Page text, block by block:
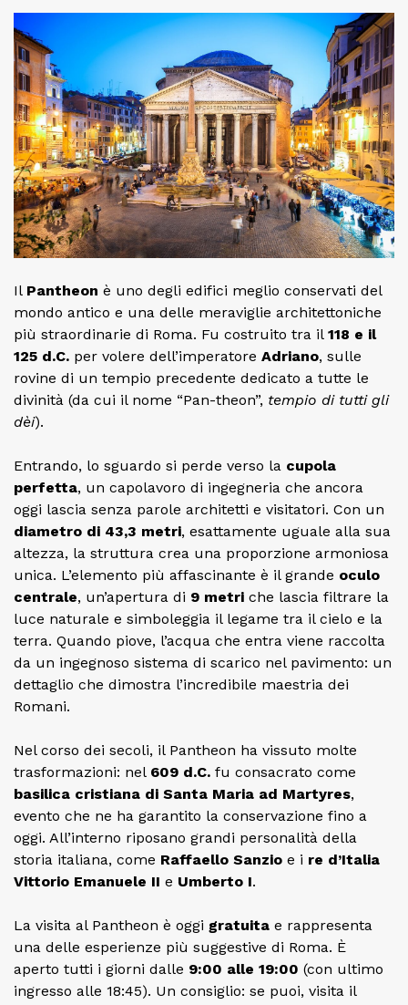
Il Pantheon è uno degli edifici meglio conservati del
mondo antico e una delle meraviglie architettoniche
più straordinarie di Roma. Fu costruito tra il 118 e il
125 d.C. per volere dell’imperatore Adriano, sulle
rovine di un tempio precedente dedicato a tutte le
divinità (da cui il nome “Pan-theon”, tempio di tutti gli
dèi).
Entrando, lo sguardo si perde verso la cupola
perfetta, un capolavoro di ingegneria che ancora
oggi lascia senza parole architetti e visitatori. Con un
diametro di 43,3 metri, esattamente uguale alla sua
altezza, la struttura crea una proporzione armoniosa
unica. L’elemento più affascinante è il grande oculo
centrale, un’apertura di 9 metri che lascia filtrare la
luce naturale e simboleggia il legame tra il cielo e la
terra. Quando piove, l’acqua che entra viene raccolta
da un ingegnoso sistema di scarico nel pavimento: un
dettaglio che dimostra l’incredibile maestria dei
Romani.
Nel corso dei secoli, il Pantheon ha vissuto molte
trasformazioni: nel 609 d.C. fu consacrato come
basilica cristiana di Santa Maria ad Martyres,
evento che ne ha garantito la conservazione fino a
oggi. All’interno riposano grandi personalità della
storia italiana, come Raffaello Sanzio e i re d’Italia
Vittorio Emanuele II e Umberto I.
La visita al Pantheon è oggi gratuita e rappresenta
una delle esperienze più suggestive di Roma. È
aperto tutti i giorni dalle 9:00 alle 19:00 (con ultimo
ingresso alle 18:45). Un consiglio: se puoi, visita il